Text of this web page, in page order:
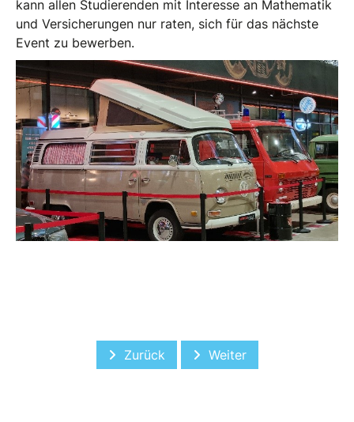
kann allen Studierenden mit Interesse an Mathematik
und Versicherungen nur raten, sich für das nächste
Event zu bewerben.
Vorheriger Beitrag: Nachbericht
Zurück Nächster Beitrag: Cool
Weiter